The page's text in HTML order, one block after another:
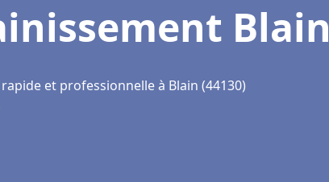
Blain
et professionnelle à Blain (44130)